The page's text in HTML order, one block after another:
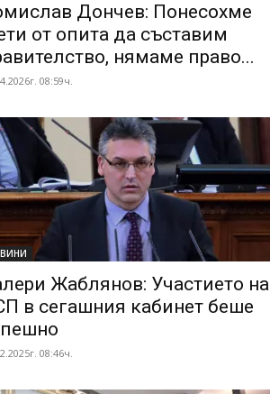
Дончев: Понесохме
от опита да съставим
нямаме право...
08:59ч.
Жаблянов: Участието на
в сегашния кабинет беше
08:46ч.